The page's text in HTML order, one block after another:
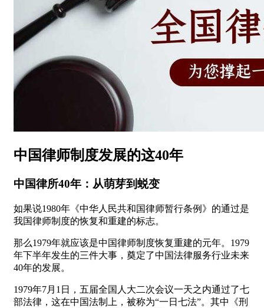
中国律师制度发展的这40年
中国律所40年：从萌芽到蜕变
如果说1980年《中华人民共和国律师暂行条例》的通过是
我国律师制度的恢复和重建的标志。
那么1979年就应该是中国律师制度恢复重建的元年。1979
年下半年发生的三件大事，奠定了中国法律服务行业未来
40年的发展。
1979年7月1日，五届全国人大二次会议一天之内通过了七
部法律，这在中国法制上，被称为“一日七法”。其中《刑